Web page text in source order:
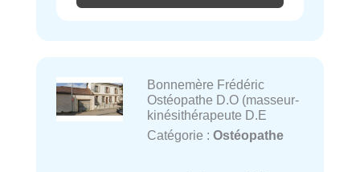
Bonnemère Frédéric
Ostéopathe D.O (masseur-
kinésithérapeute D.E
Catégorie : Ostéopathe